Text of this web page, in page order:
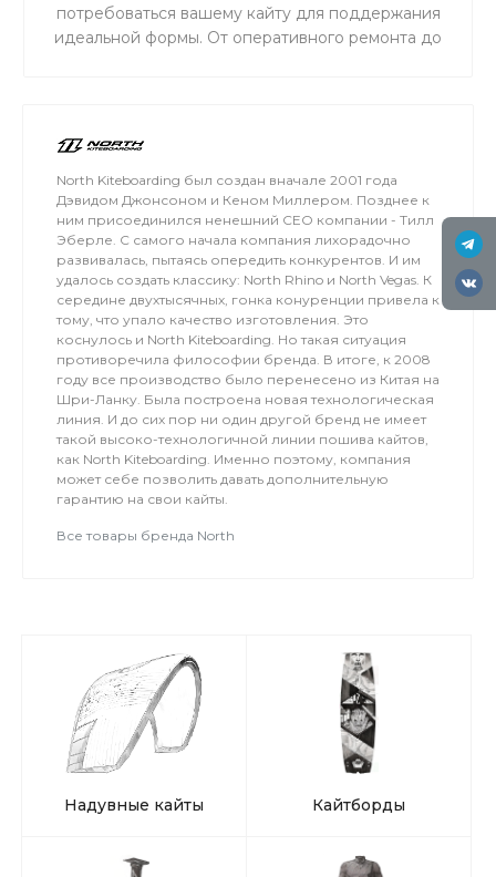
потребоваться вашему кайту для поддержания
идеальной формы. От оперативного ремонта до
North Kiteboarding был создан вначале 2001 года
Дэвидом Джонсоном и Кеном Миллером. Позднее к
ним присоединился ненешний СЕО компании - Тилл
Эберле. С самого начала компания лихорадочно
развивалась, пытаясь опередить конкурентов. И им
удалось создать классику: North Rhino и North Vegas. К
середине двухтысячных, гонка конуренции привела к
тому, что упало качество изготовления. Это
коснулось и North Kiteboarding. Но такая ситуация
противоречила философии бренда. В итоге, к 2008
году все производство было перенесено из Китая на
Шри-Ланку. Была построена новая технологическая
линия. И до сих пор ни один другой бренд не имеет
такой высоко-технологичной линии пошива кайтов,
как North Kiteboarding. Именно поэтому, компания
может себе позволить давать дополнительную
гарантию на свои кайты.
Все товары бренда North
Надувные кайты Кайтборды